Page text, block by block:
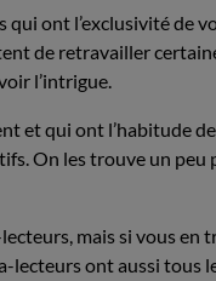
qui ont l’exclusivité de
de retravailler
l’intrigue.
et qui ont l’habitude
On les trouve un peu
mais si vous en
lecteurs ont aussi tous